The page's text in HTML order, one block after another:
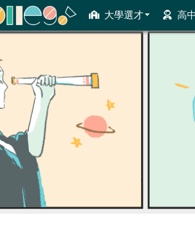
大學選才 高
大學選才與高中育才輔助系統